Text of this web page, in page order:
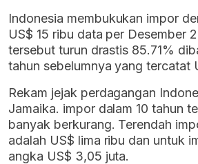
Indonesia membukukan impor
US$ 15 ribu data per Desember
tersebut turun drastis 85.71%
tahun sebelumnya yang tercatat
Rekam jejak perdagangan
Jamaika. impor dalam 10 tahun
banyak berkurang. Terendah
adalah US$ lima ribu dan untuk
angka US$ 3,05 juta.